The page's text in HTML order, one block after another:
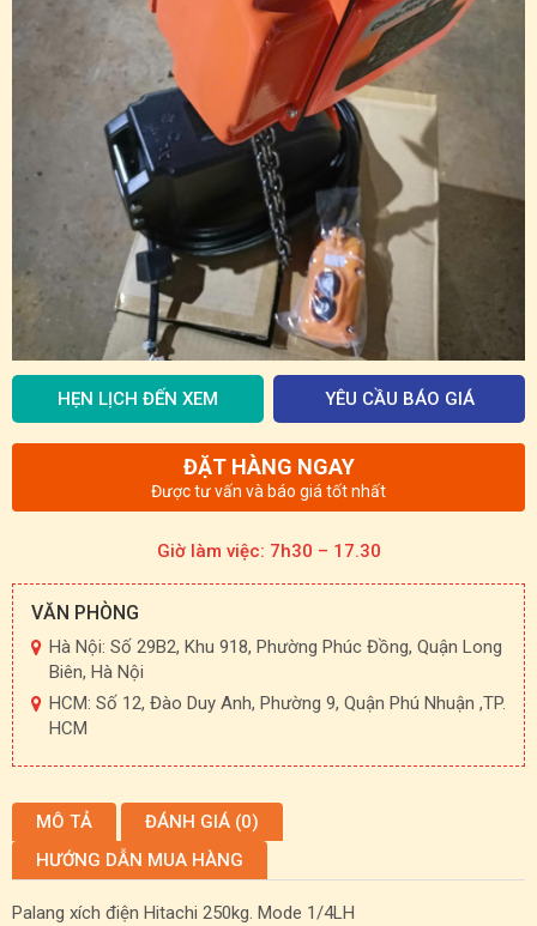
HẸN LỊCH ĐẾN XEM YÊU CẦU BÁO GIÁ
ĐẶT HÀNG NGAY
Được tư vấn và báo giá tốt nhất
Giờ làm việc: 7h30 – 17.30
VĂN PHÒNG
Hà Nội: Số 29B2, Khu 918, Phường Phúc Đồng, Quận Long
Biên, Hà Nội
HCM: Số 12, Đào Duy Anh, Phường 9, Quận Phú Nhuận ,TP.
HCM
MÔ TẢ
ĐÁNH GIÁ (0)
HƯỚNG DẪN MUA HÀNG
Palang xích điện Hitachi 250kg. Mode 1/4LH